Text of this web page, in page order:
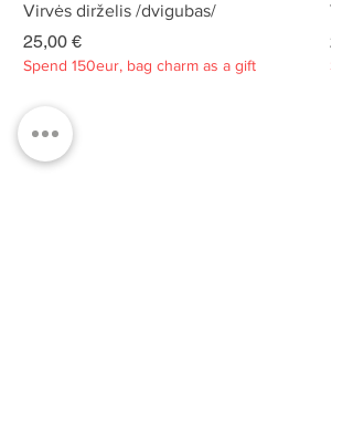
Virvės dirželis /dvigubas/
Kaina
25,00 €
Spend 150eur, bag charm as a gift